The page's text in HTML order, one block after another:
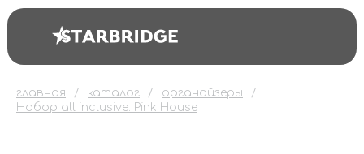
главная каталог
органайзеры
Набор all inclusive. Pink House